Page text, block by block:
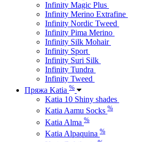
Infinity Magic Plus
Infinity Merino Extrafine
Infinity Nordic Tweed
Infinity Pima Merino
Infinity Silk Mohair
Infinity Sport
Infinity Suri Silk
Infinity Tundra
Infinity Tweed
Пряжа Katia %
Katia 10 Shiny shades
Katia Aamu Socks %
Katia Alma %
Katia Alpaquina %